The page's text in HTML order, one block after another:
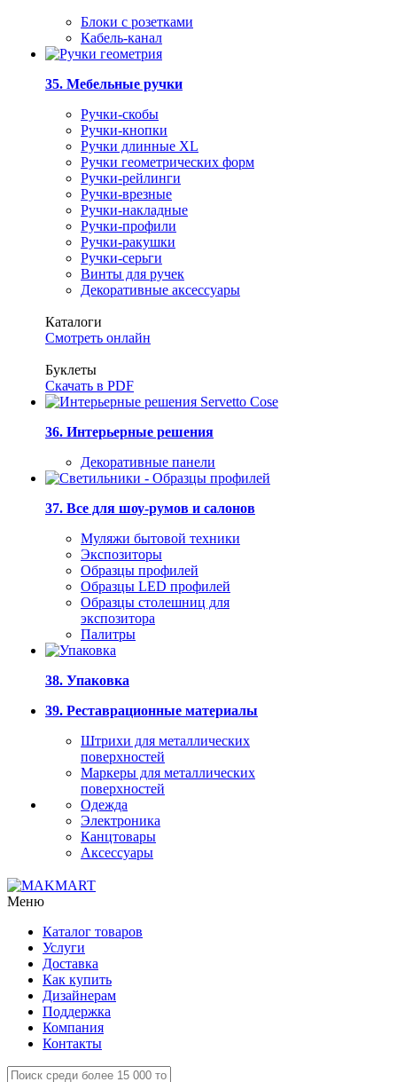
Блоки с розетками
Кабель-канал
35. Мебельные ручки
Ручки-скобы
Ручки-кнопки
Ручки длинные XL
Ручки геометрических форм
Ручки-рейлинги
Ручки-врезные
Ручки-накладные
Ручки-профили
Ручки-ракушки
Ручки-серьги
Винты для ручек
Декоративные аксессуары
Каталоги
Смотреть онлайн
Буклеты
Скачать в PDF
36. Интерьерные решения
Декоративные панели
37. Все для шоу-румов и салонов
Муляжи бытовой техники
Экспозиторы
Образцы профилей
Образцы LED профилей
Образцы столешниц для
экспозитора
Палитры
38. Упаковка
39. Реставрационные материалы
Штрихи для металлических
поверхностей
Маркеры для металлических
поверхностей
Одежда
Электроника
Канцтовары
Аксессуары
Меню
Каталог товаров
Услуги
Доставка
Как купить
Дизайнерам
Поддержка
Компания
Контакты